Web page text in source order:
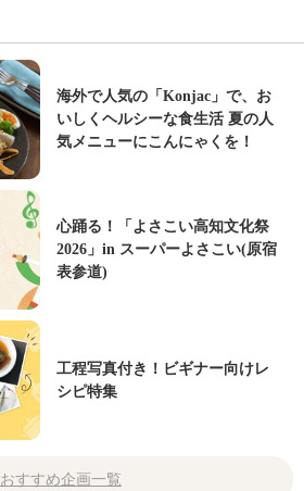
海外で人気の「Konjac」で、お
いしくヘルシーな食生活 夏の人
気メニューにこんにゃくを！
心踊る！「よさこい高知文化祭
2026」in スーパーよさこい(原宿
表参道)
工程写真付き！ビギナー向けレ
シピ特集
おすすめ企画一覧